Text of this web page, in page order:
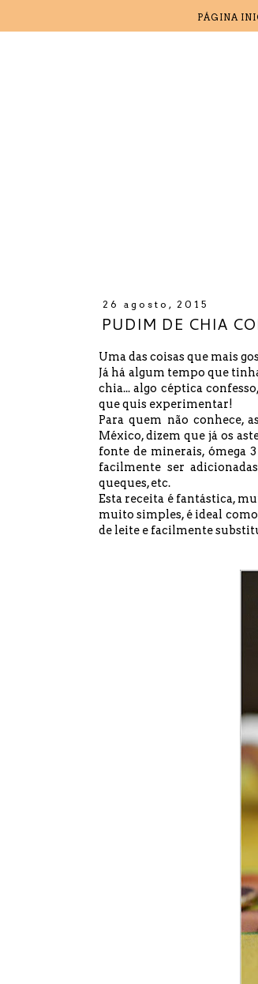
PÁGINA
26 agosto, 2015
PUDIM DE CHIA
Uma das coisas que mais
Já há algum tempo que
chia... algo céptica
que quis experimentar!
Para quem não conhece,
México, dizem que já os
fonte de minerais, ómega
facilmente ser
queques, etc.
Esta receita é fantástica,
muito simples, é ideal
de leite e facilmente